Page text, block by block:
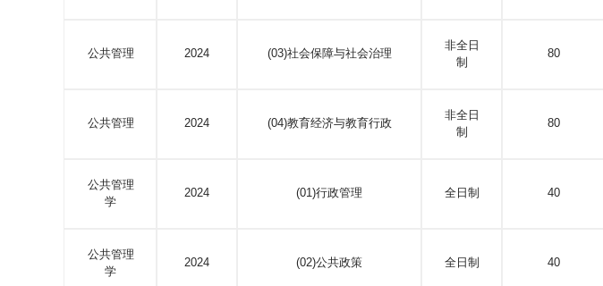
公共管理 2024 (03)社会保障与社会治理
非全日
制
80
公共管理 2024 (04)教育经济与教育行政
非全日
制
80
公共管理
学
2024 (01)行政管理 全日制 40
公共管理
学
2024 (02)公共政策 全日制 40